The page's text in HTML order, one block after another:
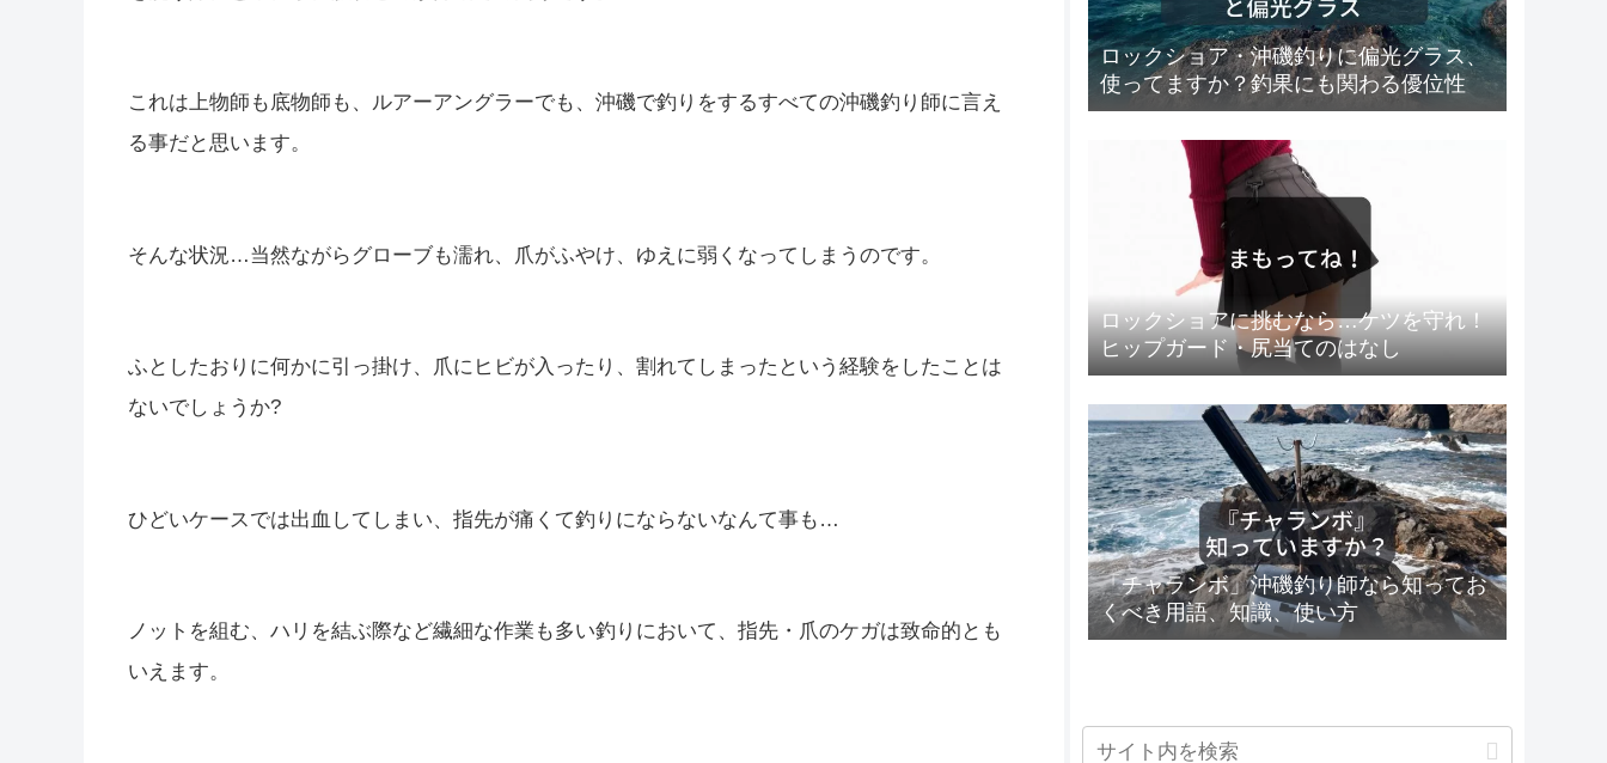
これは上物師も底物師も、ルアーアングラーでも、沖磯で釣りをするすべての沖磯釣り師に言え
る事だと思います。
そんな状況…当然ながらグローブも濡れ、爪がふやけ、ゆえに弱くなってしまうのです。
ふとしたおりに何かに引っ掛け、爪にヒビが入ったり、割れてしまったという経験をしたことは
ないでしょうか?
ひどいケースでは出血してしまい、指先が痛くて釣りにならないなんて事も…
ノットを組む、ハリを結ぶ際など繊細な作業も多い釣りにおいて、指先・爪のケガは致命的とも
いえます。
ロックショア・沖磯釣りに偏光グラス、
使ってますか？釣果にも関わる優位性
ロックショアに挑むなら…ケツを守れ！
ヒップガード・尻当てのはなし
「チャランボ」沖磯釣り師なら知ってお
くべき用語、知識、使い方